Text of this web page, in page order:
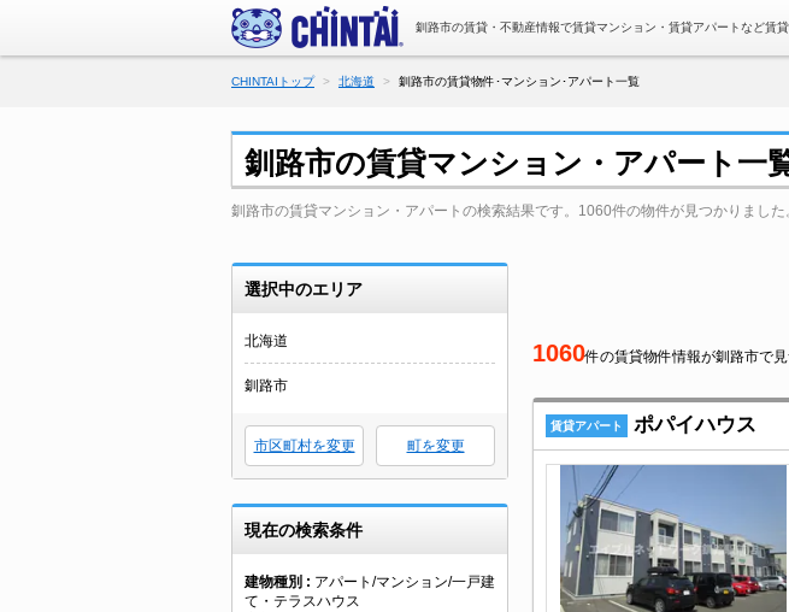
釧路市の賃貸・不動産情報で賃貸マンション・賃貸アパートなど賃貸
CHINTAIトップ 北海道 釧路市の賃貸物件･マンション･アパート一覧
釧路市の賃貸マンション・アパート一
釧路市の賃貸マンション・アパートの検索結果です。1060件の物件が見つかりまし
選択中のエリア
北海道
釧路市
市区町村を変更 町を変更
現在の検索条件
建物種別
アパート/マンション/一戸建
て・テラスハウス
1060件の賃貸物件情報が釧路市で
賃貸アパート ポパイハウス